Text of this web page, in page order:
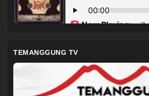
TEMANGGUNG TV